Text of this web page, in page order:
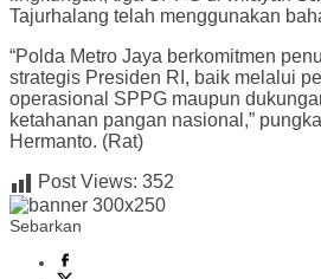
Tajurhalang telah menggunakan
“Polda Metro Jaya berkomitmen
strategis Presiden RI, baik melalui
operasional SPPG maupun
ketahanan pangan nasional,”
Hermanto. (Rat)
Post Views: 352
Sebarkan